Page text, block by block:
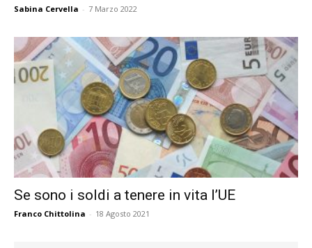
Sabina Cervella - 7 Marzo 2022
Se sono i soldi a tenere in vita l’UE
Franco Chittolina - 18 Agosto 2021